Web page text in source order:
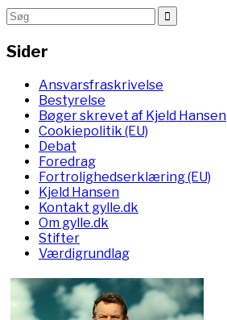
Sider
Ansvarsfraskrivelse
Bestyrelse
Bøger skrevet af Kjeld Hansen
Cookiepolitik (EU)
Debat
Foredrag
Fortrolighedserklæring (EU)
Kjeld Hansen
Kontakt gylle.dk
Om gylle.dk
Stifter
Værdigrundlag